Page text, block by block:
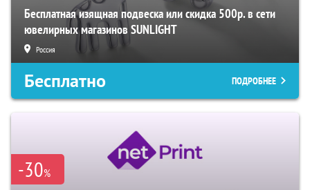
Бесплатная изящная подвеска или скидка 500р. в сети
ювелирных магазинов SUNLIGHT
Россия
Бесплатно ПОДРОБНЕЕ
-30%